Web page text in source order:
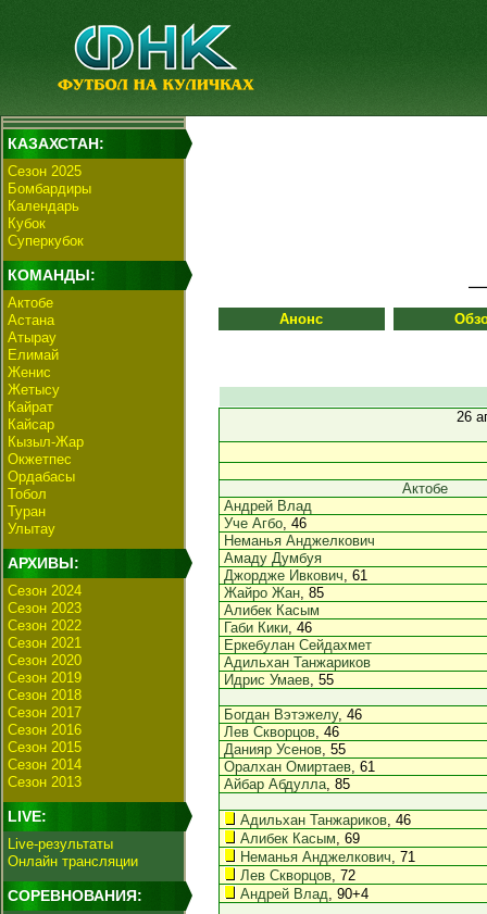
КАЗАХСТАН:
Сезон 2025
Бомбардиры
Календарь
Кубок
Суперкубок
КОМАНДЫ:
Актобе
Астана
Атырау
Елимай
Женис
Жетысу
Кайрат
Кайсар
Кызыл-Жар
Окжетпес
Ордабасы
Тобол
Туран
Улытау
АРХИВЫ:
Сезон 2024
Сезон 2023
Сезон 2022
Сезон 2021
Сезон 2020
Сезон 2019
Сезон 2018
Сезон 2017
Сезон 2016
Сезон 2015
Сезон 2014
Сезон 2013
LIVE:
Live-результаты
Онлайн трансляции
СОРЕВНОВАНИЯ:
Анонс
26
Актобе
Андрей Влад
Уче Агбо, 46
Неманья Анджелкович
Амаду Думбуя
Джордже Ивкович, 61
Жайро Жан, 85
Алибек Касым
Габи Кики, 46
Еркебулан Сейдахмет
Адильхан Танжариков
Идрис Умаев, 55
Богдан Вэтэжелу, 46
Лев Скворцов, 46
Данияр Усенов, 55
Оралхан Омиртаев, 61
Айбар Абдулла, 85
Адильхан Танжариков, 46
Алибек Касым, 69
Неманья Анджелкович, 71
Лев Скворцов, 72
Андрей Влад, 90+4